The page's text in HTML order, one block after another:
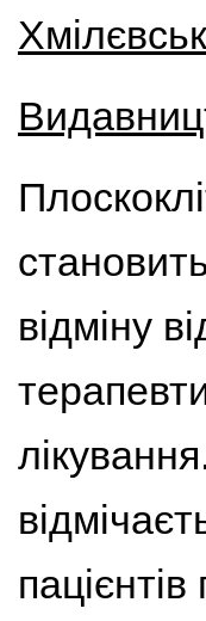
відміну